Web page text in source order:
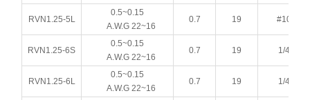
RVN1.25-5L
0.5~0.15
A.W.G 22~16
0.7 19 #10
RVN1.25-6S
0.5~0.15
A.W.G 22~16
0.7 19 1/4
RVN1.25-6L
0.5~0.15
A.W.G 22~16
0.7 19 1/4